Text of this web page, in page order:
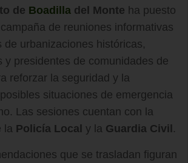
de Boadilla del Monte ha puesto
de reuniones informativas
de urbanizaciones históricas,
y presidentes de comunidades de
reforzar la seguridad y la
situaciones de emergencia
Las sesiones cuentan con la
la Policía Local y la Guardia Civil .
que se trasladan figuran